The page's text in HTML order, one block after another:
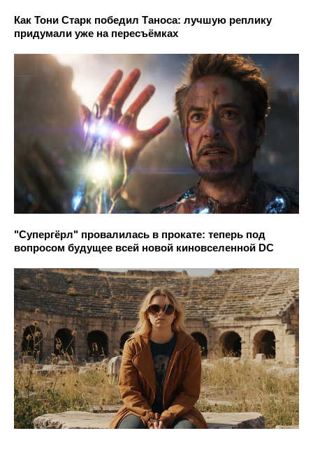
Как Тони Старк победил Таноса: лучшую реплику
придумали уже на пересъёмках
"Супергёрл" провалилась в прокате: теперь под
вопросом будущее всей новой киновселенной DC